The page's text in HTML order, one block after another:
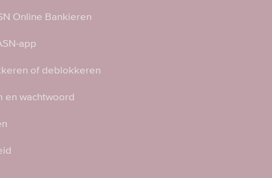
Online Bankieren
app
of deblokkeren
en wachtwoord